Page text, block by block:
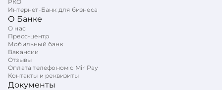
РКО
Интернет-Банк для бизнеса
О Банке
О нас
Пресс-центр
Мобильный банк
Вакансии
Отзывы
Оплата телефоном с Mir Pay
Контакты и реквизиты
Документы